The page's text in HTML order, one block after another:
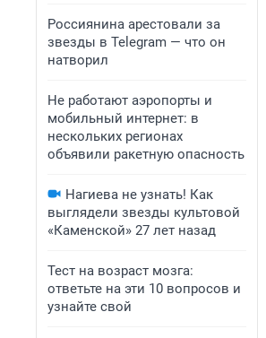
Россиянина арестовали за
звезды в Telegram — что он
натворил
Не работают аэропорты и
мобильный интернет: в
нескольких регионах
объявили ракетную опасность
Нагиева не узнать! Как
выглядели звезды культовой
«Каменской» 27 лет назад
Тест на возраст мозга:
ответьте на эти 10 вопросов и
узнайте свой